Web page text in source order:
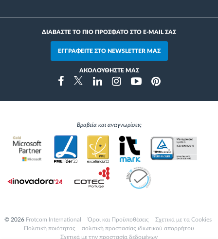
ΔΙΑΒΑΣΤΕ ΤΟ ΠΙΟ ΠΡΟΣΦΑΤΟ ΣΤΟ E-MAIL ΣΑΣ
ΕΓΓΡΑΦΕΙΤΕ ΣΤΟ NEWSLETTER ΜΑΣ
ΑΚΟΛΟΥΘΗΣΤΕ ΜΑΣ
FacebookTwitterLinkedinInstragramYoutubePinterest
Βραβεία και αναγνωρίσεις
© 2026 Frotcom International Όροι και Προϋποθέσεις
Σχετικά με τα Cookies
Πολιτική ποιότητας
πολιτική προστασίας ιδιωτικού απορρήτου
Σχετικά με την προστασία δεδομένων